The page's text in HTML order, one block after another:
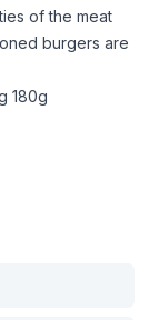
of the meat
burgers are
180g